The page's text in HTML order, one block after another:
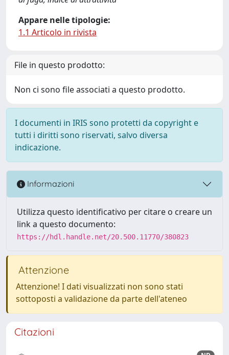
Appare nelle tipologie:
1.1 Articolo in rivista
File in questo prodotto:
Non ci sono file associati a questo prodotto.
I documenti in IRIS sono protetti da copyright e
tutti i diritti sono riservati, salvo diversa
indicazione.
Informazioni
Utilizza questo identificativo per citare o creare un
link a questo documento:
https://hdl.handle.net/20.500.11770/380823
Attenzione
Attenzione! I dati visualizzati non sono stati
sottoposti a validazione da parte dell'ateneo
Citazioni